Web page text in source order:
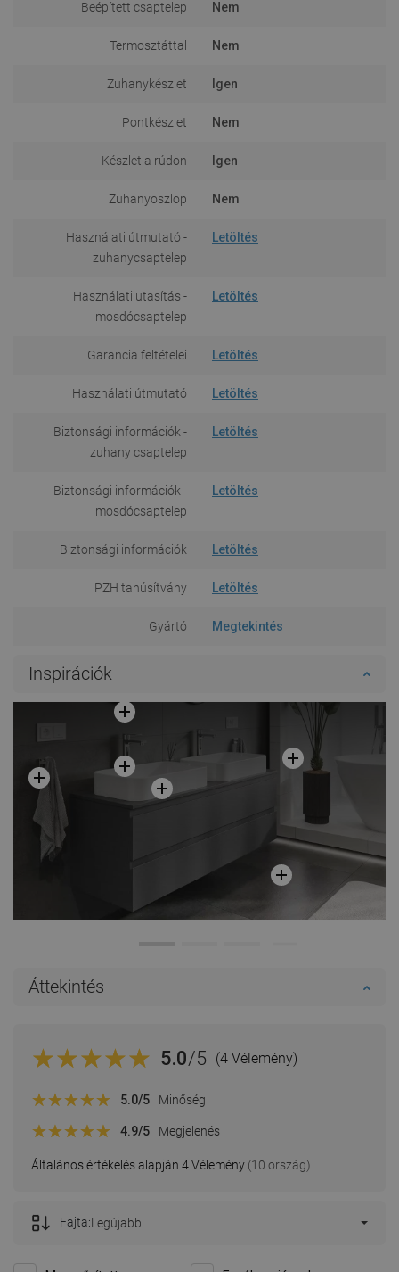
Beépített csaptelep Nem
Termosztáttal Nem
Zuhanykészlet Igen
Pontkészlet Nem
Készlet a rúdon Igen
Zuhanyoszlop Nem
Használati útmutató -
zuhanycsaptelep
Letöltés
Használati utasítás -
mosdócsaptelep
Letöltés
Garancia feltételei Letöltés
Használati útmutató Letöltés
Biztonsági információk -
zuhany csaptelep
Letöltés
Biztonsági információk -
mosdócsaptelep
Letöltés
Biztonsági információk Letöltés
PZH tanúsítvány Letöltés
Gyártó Megtekintés
Inspirációk
Áttekintés
5.0/5 (4 Vélemény)
Általános értékelés alapján 4 Vélemény (10 ország)
5.0/5 Minőség
4.9/5 Megjelenés
Fajta:Legújabb